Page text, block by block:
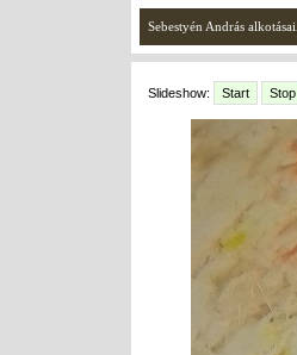
Sebestyén András alkotásai.
Slideshow: Start Stop